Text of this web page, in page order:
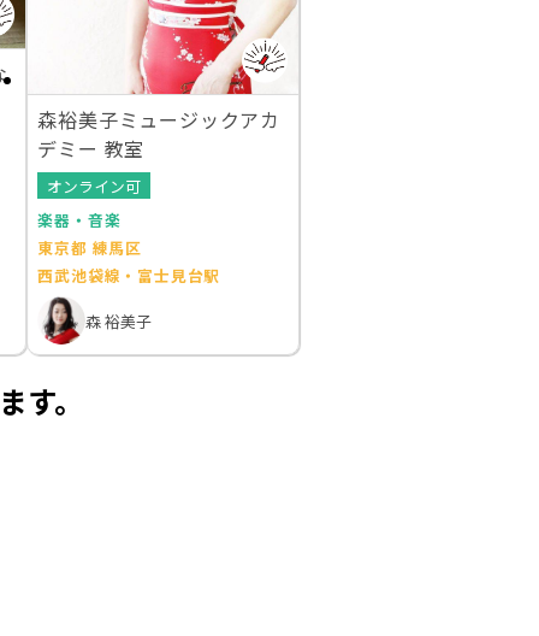
森裕美子ミュージックアカ
デミー 教室
オンライン可
楽器・音楽
東京都 練馬区
西武池袋線・富士見台駅
森 裕美子
。